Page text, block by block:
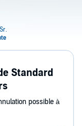
Standard
possible à